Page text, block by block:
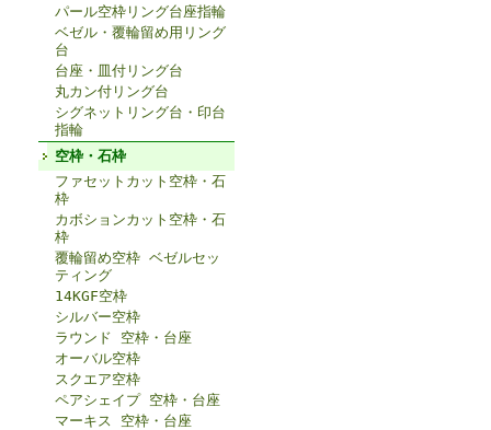
パール空枠リング台座指輪
ベゼル・覆輪留め用リング
台
台座・皿付リング台
丸カン付リング台
シグネットリング台・印台
指輪
空枠・石枠
ファセットカット空枠・石
枠
カボションカット空枠・石
枠
覆輪留め空枠 ベゼルセッ
ティング
14KGF空枠
シルバー空枠
ラウンド 空枠・台座
オーバル空枠
スクエア空枠
ペアシェイプ 空枠・台座
マーキス 空枠・台座